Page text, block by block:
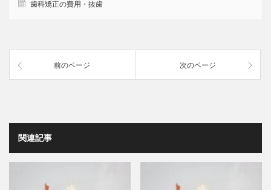
歯科矯正の費用・抜歯
前のページ 次のページ
関連記事